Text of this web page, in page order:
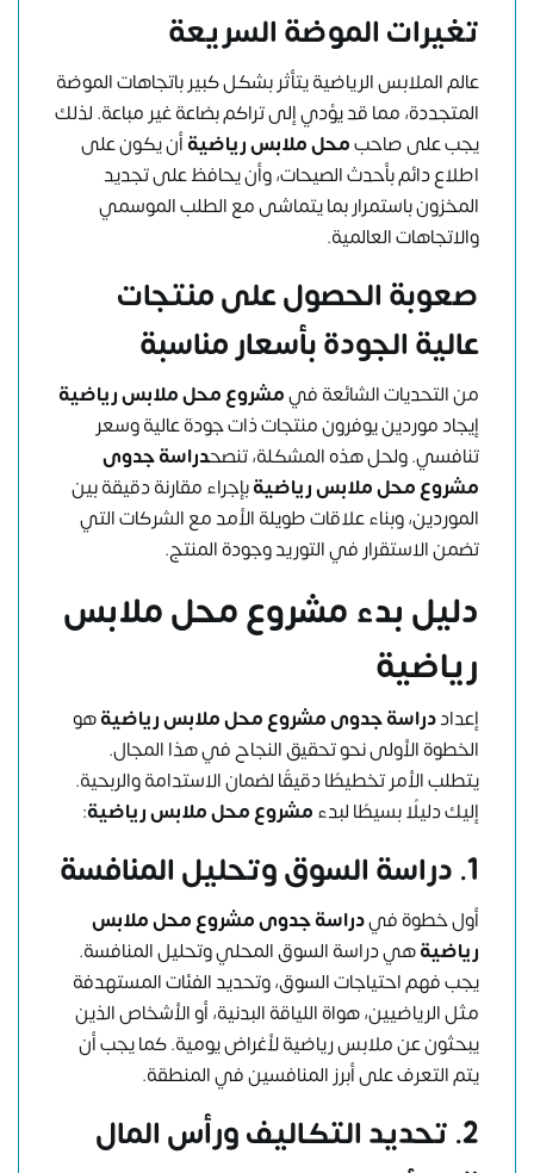
تغيرات الموضة السريعة
عالم الملابس الرياضية يتأثر بشكل كبير باتجاهات الموضة
المتجددة، مما قد يؤدي إلى تراكم بضاعة غير مباعة. لذلك
يجب على صاحبمحل ملابس رياضيةأن يكون على
اطلاع دائم بأحدث الصيحات، وأن يحافظ على تجديد
المخزون باستمرار بما يتماشى مع الطلب الموسمي
والاتجاهات العالمية.
صعوبة الحصول على منتجات
عالية الجودة بأسعار مناسبة
من التحديات الشائعة فيمشروع محل ملابس رياضية
إيجاد موردين يوفرون منتجات ذات جودة عالية وسعر
تنافسي. ولحل هذه المشكلة، تنصحدراسة جدوى
مشروع محل ملابس رياضيةبإجراء مقارنة دقيقة بين
الموردين، وبناء علاقات طويلة الأمد مع الشركات التي
تضمن الاستقرار في التوريد وجودة المنتج.
دليل بدءمشروع محل ملابس
رياضية
إعداددراسة جدوى مشروع محل ملابس رياضيةهو
الخطوة الأولى نحو تحقيق النجاح في هذا المجال.
يتطلب الأمر تخطيطًا دقيقًا لضمان الاستدامة والربحية.
إليك دليلًا بسيطًا لبدءمشروع محل ملابس رياضية:
1. دراسة السوق وتحليل المنافسة
أول خطوة فيدراسة جدوى مشروع محل ملابس
رياضيةهي دراسة السوق المحلي وتحليل المنافسة.
يجب فهم احتياجات السوق، وتحديد الفئات المستهدفة
مثل الرياضيين، هواة اللياقة البدنية، أو الأشخاص الذين
يبحثون عن ملابس رياضية لأغراض يومية. كما يجب أن
يتم التعرف على أبرز المنافسين في المنطقة.
2. تحديد التكاليف ورأس المال